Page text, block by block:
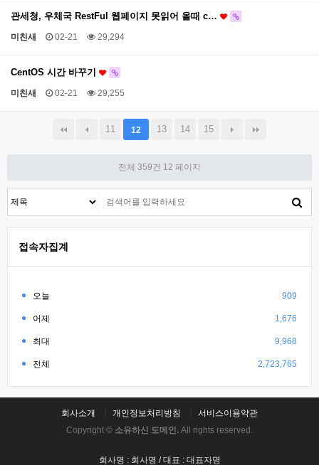
관세청, 우체국 RestFul 웹페이지 못읽어 올때 c…
미친새 02-21 29,294
CentOS 시간 바꾸기
미친새 02-21 29,255
11 12 13 14 15
전체 359건 12 페이지
접속자집계
오늘 909
어제 1,676
최대 9,968
전체 2,723,765
회사소개 개인정보처리방침
서비스이용약관
Copyright © 소유하신 도메인. All rights reserved.
회사명 : 회사명 / 대표 : 대표자명